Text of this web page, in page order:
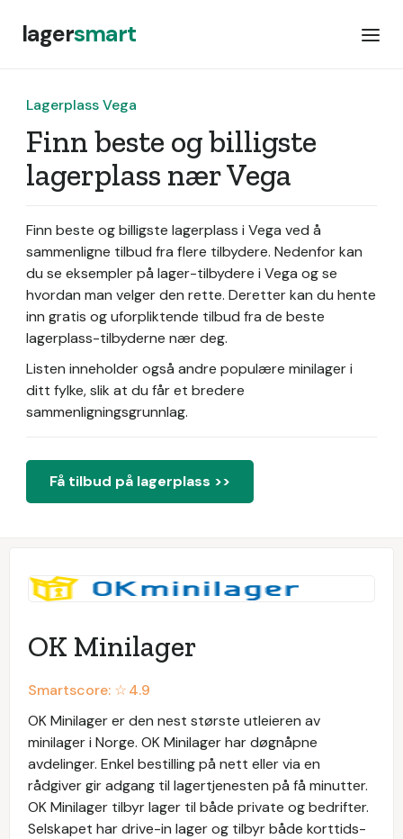
lagersmart
Lagerplass Vega
Finn beste og billigste
lagerplass nær Vega
Finn beste og billigste lagerplass i Vega ved å
sammenligne tilbud fra flere tilbydere. Nedenfor kan
du se eksempler på lager-tilbydere i Vega og se
hvordan man velger den rette. Deretter kan du hente
inn gratis og uforpliktende tilbud fra de beste
lagerplass-tilbyderne nær deg.
Listen inneholder også andre populære minilager i
ditt fylke, slik at du får et bredere
sammenligningsgrunnlag.
Få tilbud på lagerplass >>
OK Minilager
Smartscore: ☆4.9
OK Minilager er den nest største utleieren av
minilager i Norge. OK Minilager har døgnåpne
avdelinger. Enkel bestilling på nett eller via en
rådgiver gir adgang til lagertjenesten på få minutter.
OK Minilager tilbyr lager til både private og bedrifter.
Selskapet har drive-in lager og tilbyr både korttids-